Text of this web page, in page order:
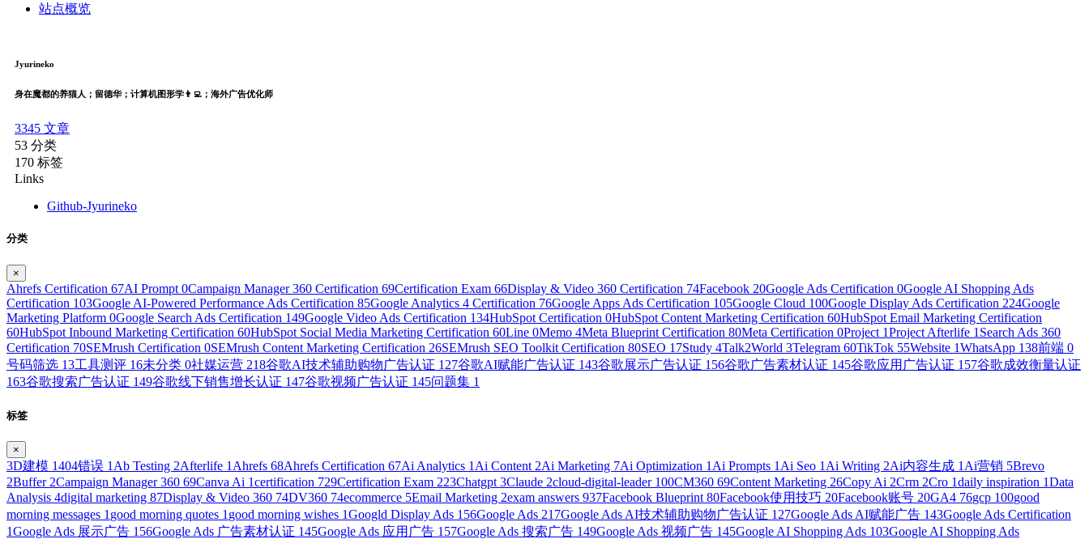
站点概览
Jyurineko
身在魔都的养猫人；留德华；计算机图形学👨‍💻；海外广告优化师
3345 文章
53 分类
170 标签
Links
Github-Jyurineko
分类
×
Ahrefs Certification 67AI Prompt 0Campaign Manager 360 Certification 69Certification Exam 66Display & Video 360 Certification 74Facebook 20Google Ads Certification 0Google AI Shopping Ads
Certification 103Google AI-Powered Performance Ads Certification 85Google Analytics 4 Certification 76Google Apps Ads Certification 105Google Cloud 100Google Display Ads Certification 224Google
Marketing Platform 0Google Search Ads Certification 149Google Video Ads Certification 134HubSpot Certification 0HubSpot Content Marketing Certification 60HubSpot Email Marketing Certification
60HubSpot Inbound Marketing Certification 60HubSpot Social Media Marketing Certification 60Line 0Memo 4Meta Blueprint Certification 80Meta Certification 0Project 1Project Afterlife 1 Search Ads 360
Certification 70SEMrush Certification 0SEMrush Content Marketing Certification 26SEMrush SEO Toolkit Certification 80SEO 17Study 4Talk2World 3Telegram 60TikTok 55Website 1WhatsApp 138前端 0
号码筛选 13工具测评 16未分类 0社媒运营 218谷歌AI技术辅助购物广告认证 127谷歌AI赋能广告认证 143谷歌展示广告认证 156谷歌广告素材认证 145谷歌应用广告认证 157谷歌成效衡量认证
163谷歌搜索广告认证 149谷歌线下销售增长认证 147谷歌视频广告认证 145问题集 1
标签
×
3D建模 1404错误 1 Ab Testing 2Afterlife 1 Ahrefs 68Ahrefs Certification 67Ai Analytics 1 Ai Content 2Ai Marketing 7Ai Optimization 1 Ai Prompts 1 Ai Seo 1 Ai Writing 2Ai内容生成 1 Ai营销 5Brevo
2Buffer 2Campaign Manager 360 69Canva Ai 1certification 729Certification Exam 223Chatgpt 3Claude 2cloud-digital-leader 100CM360 69Content Marketing 26Copy Ai 2Crm 2Cro 1daily inspiration 1Data
Analysis 4digital marketing 87Display & Video 360 74DV360 74ecommerce 5Email Marketing 2exam answers 937Facebook Blueprint 80Facebook使用技巧 20Facebook账号 20GA4 76gcp 100good
morning messages 1 good morning quotes 1 good morning wishes 1Googld Display Ads 156Google Ads 217Google Ads AI技术辅助购物广告认证 127Google Ads AI赋能广告 143Google Ads Certification
1Google Ads 展示广告 156Google Ads 广告素材认证 145Google Ads 应用广告 157Google Ads 搜索广告 149Google Ads 视频广告 145Google AI Shopping Ads 103Google AI Shopping Ads